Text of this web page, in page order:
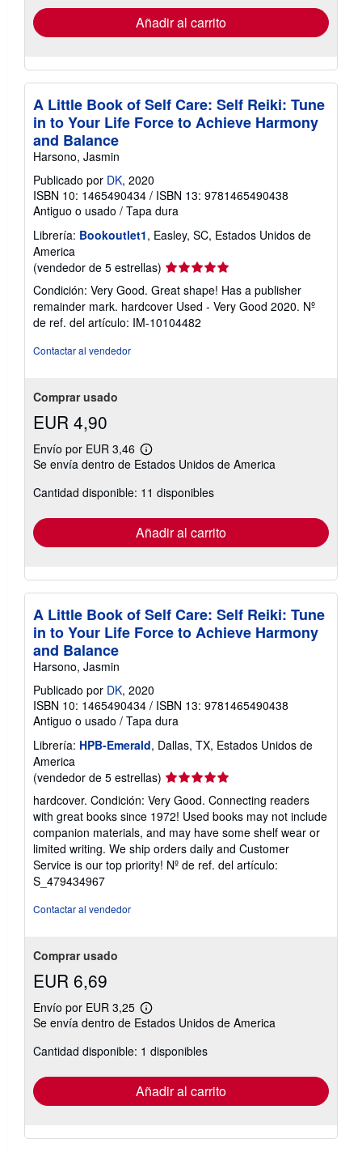
envío
Añadir al carrito
A Little Book of Self Care: Self Reiki: Tune
in to Your Life Force to Achieve Harmony
and Balance
Harsono, Jasmin
Publicado por DK, 2020
ISBN 10: 1465490434 / ISBN 13: 9781465490438
Antiguo o usado / Tapa dura
Librería: Bookoutlet1, Easley, SC, Estados Unidos de
America
(vendedor de 5 estrellas) Calificación
del
vendedor:
5
de
Condición: Very Good. Great shape! Has a publisher
remainder mark. hardcover Used - Very Good 2020. Nº
de ref. del artículo: IM-10104482
Contactar al vendedor
Comprar usado
EUR 4,90
Envío por EUR 3,46
Más
información
las
tarifas
envío
Se envía dentro de Estados Unidos de America
Cantidad disponible: 11 disponibles
Añadir al carrito
A Little Book of Self Care: Self Reiki: Tune
in to Your Life Force to Achieve Harmony
and Balance
Harsono, Jasmin
Publicado por DK, 2020
ISBN 10: 1465490434 / ISBN 13: 9781465490438
Antiguo o usado / Tapa dura
Librería: HPB-Emerald, Dallas, TX, Estados Unidos de
America
(vendedor de 5 estrellas) Calificación
del
vendedor:
5
de
5
estrellas
hardcover. Condición: Very Good. Connecting readers
with great books since 1972! Used books may not include
companion materials, and may have some shelf wear or
limited writing. We ship orders daily and Customer
Service is our top priority! Nº de ref. del artículo:
S_479434967
Contactar al vendedor
Comprar usado
EUR 6,69
Envío por EUR 3,25
Más
información
las
tarifas
envío
Se envía dentro de Estados Unidos de America
Cantidad disponible: 1 disponibles
Añadir al carrito